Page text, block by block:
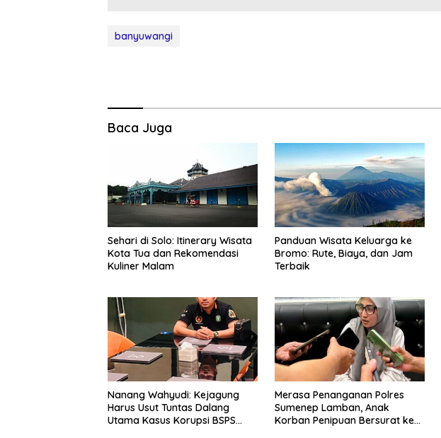
banyuwangi
Baca Juga
Sehari di Solo: Itinerary Wisata
Kota Tua dan Rekomendasi
Kuliner Malam
Panduan Wisata Keluarga ke
Bromo: Rute, Biaya, dan Jam
Terbaik
Nanang Wahyudi: Kejagung
Harus Usut Tuntas Dalang
Utama Kasus Korupsi BSPS
Merasa Penanganan Polres
Sumenep Lamban, Anak
Korban Penipuan Bersurat ke